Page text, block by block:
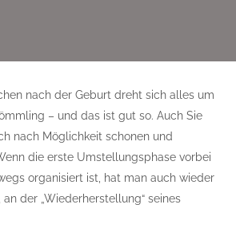
nach der Geburt dreht sich alles um
– und das ist gut so. Auch Sie
nach Möglichkeit schonen und
die erste Umstellungsphase vorbei
organisiert ist, hat man auch wieder
der „Wiederherstellung“ seines